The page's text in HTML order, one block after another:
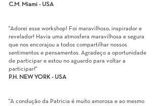
C.M. Miami - USA
"Adorei esse workshop! Foi maravilhoso, inspirador e
revelador! Havia uma atmosfera maravilhosa e segura
que nos encorajou a todos compartilhar nossos
sentimentos e pensamentos. Agradeço a oportunidade
de participar e estou no aguardo para voltar a
participar!"
P.H. NEW YORK - USA
"A condução da Patricia é muito amorosa e ao mesmo